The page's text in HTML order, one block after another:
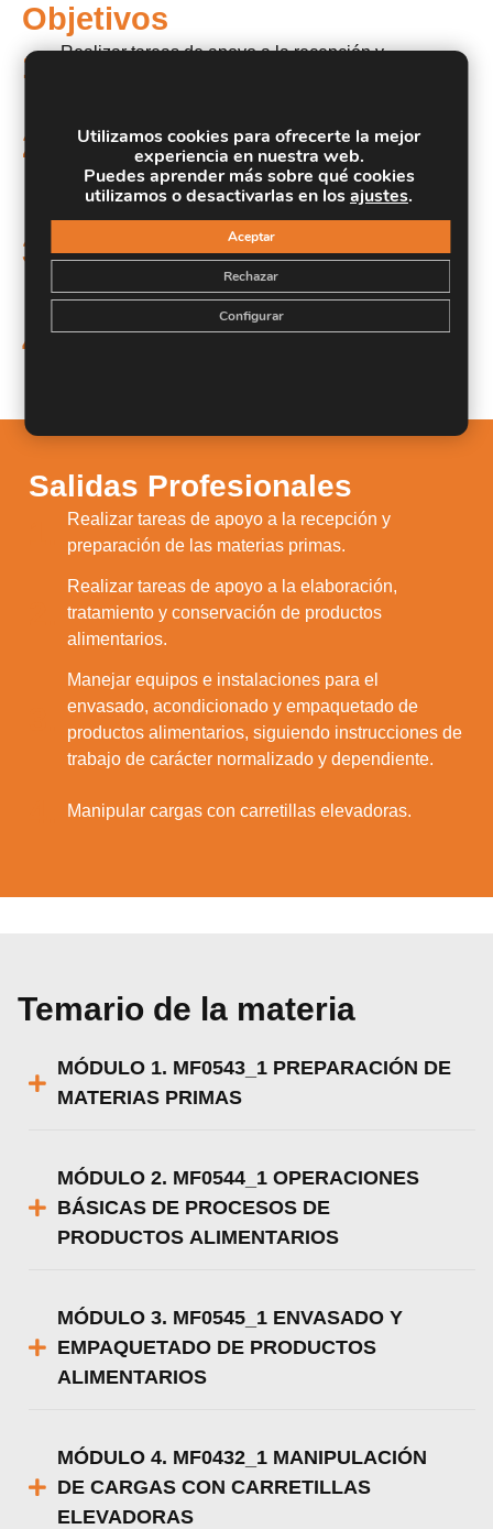
Objetivos
1.
Realizar tareas de apoyo a la recepción y
2.
tratamiento y conservación de productos
alimentarios.
3.
Manejar equipos e instalaciones para el envasado,
acondicionado y empaquetado de productos
alimentarios, siguiendo instrucciones de trabajo de
carácter normalizado y dependiente.
4.
Salidas Profesionales
Realizar tareas de apoyo a la recepción y
preparación de las materias primas.
Realizar tareas de apoyo a la elaboración,
tratamiento y conservación de productos
alimentarios.
Manejar equipos e instalaciones para el
envasado, acondicionado y empaquetado de
productos alimentarios, siguiendo instrucciones de
trabajo de carácter normalizado y dependiente.
Manipular cargas con carretillas elevadoras.
Temario de la materia
MÓDULO 1. MF0543_1 PREPARACIÓN DE
MATERIAS PRIMAS
MÓDULO 2. MF0544_1 OPERACIONES
BÁSICAS DE PROCESOS DE
PRODUCTOS ALIMENTARIOS
MÓDULO 3. MF0545_1 ENVASADO Y
EMPAQUETADO DE PRODUCTOS
ALIMENTARIOS
MÓDULO 4. MF0432_1 MANIPULACIÓN
DE CARGAS CON CARRETILLAS
ELEVADORAS
Utilizamos cookies para ofrecerte la mejor
experiencia en nuestra web.
Puedes aprender más sobre qué cookies
utilizamos o desactivarlas en losajustes.
Aceptar
Rechazar
Configurar